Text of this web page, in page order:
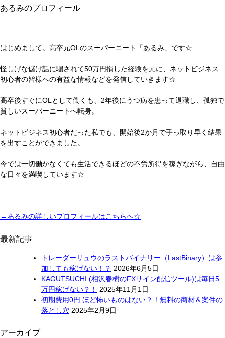
果
プ
ク
（蝶
乃
で
権
収
入
得
ら
あるみのプロフィール
はじめまして。高卒元OLのスーパーニート「あるみ」です☆
怪しげな儲け話に騙されて50万円損した経験を元に、ネットビジネス
初心者の皆様への有益な情報などを発信していきます☆
高卒後すぐにOLとして働くも、2年後にうつ病を患って退職し、孤独で
貧しいスーパーニートへ転身。
ネットビジネス初心者だった私でも、開始後2か月で手っ取り早く結果
を出すことができました。
今では一切働かなくても生活できるほどの不労所得を稼ぎながら、自由
な日々を満喫しています☆
→ あるみの詳しいプロフィールはこちらへ☆
最新記事
トレーダーリュウのラストバイナリー（LastBinary）は参
加しても稼げない！？ 2026年6月5日
KAGUTSUCHI (相沢春樹のFXサイン配信ツール)は毎日5
万円稼げない？！
2025年11月1日
初期費用0円 ほど怖いものはない？！無料の商材＆案件の
落とし穴 2025年2月9日
アーカイブ